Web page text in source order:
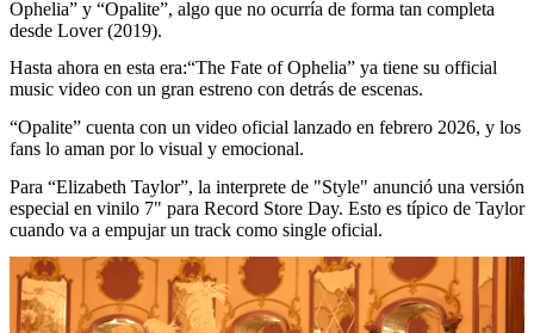
Ophelia” y “Opalite”, algo que no ocurría de forma tan completa
desde Lover (2019).
Hasta ahora en esta era:“The Fate of Ophelia” ya tiene su official
music video con un gran estreno con detrás de escenas.
“Opalite” cuenta con un video oficial lanzado en febrero 2026, y los
fans lo aman por lo visual y emocional.
Para “Elizabeth Taylor”, la interprete de "Style" anunció una versión
especial en vinilo 7" para Record Store Day. Esto es típico de Taylor
cuando va a empujar un track como single oficial.